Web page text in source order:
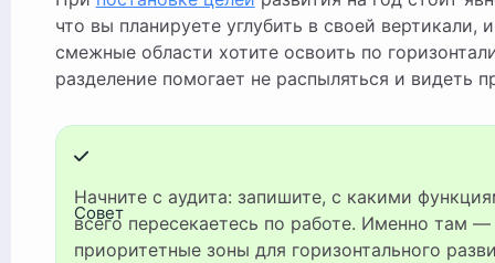
что вы планируете углубить в своей вертикали,
смежные области хотите освоить по
разделение помогает не распыляться и видеть
Совет
Начните с аудита: запишите, с какими функциями вы чаще
всего пересекаетесь по работе. Именно там
приоритетные зоны для горизонтального